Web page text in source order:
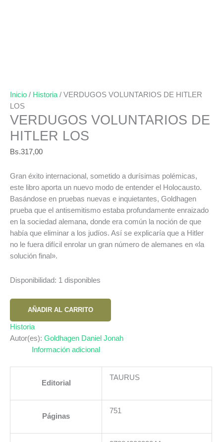
Inicio / Historia / VERDUGOS VOLUNTARIOS DE HITLER
LOS
VERDUGOS VOLUNTARIOS DE
HITLER LOS
Bs.317,00
Gran éxito internacional, sometido a durísimas polémicas,
este libro aporta un nuevo modo de entender el Holocausto.
Basándose en pruebas nuevas e inquietantes, Goldhagen
prueba que el antisemitismo estaba profundamente enraizado
en la sociedad alemana, donde era común la noción de que
había que eliminar a los judíos. Así se explicaría que a Hitler
no le fuera difícil enrolar un gran número de alemanes en «la
solución final».
Disponibilidad: 1 disponibles
DE
HITLER
AÑADIR AL CARRITO
Historia
Autor(es): Goldhagen Daniel Jonah
Información adicional
Editorial
TAURUS
Páginas
751